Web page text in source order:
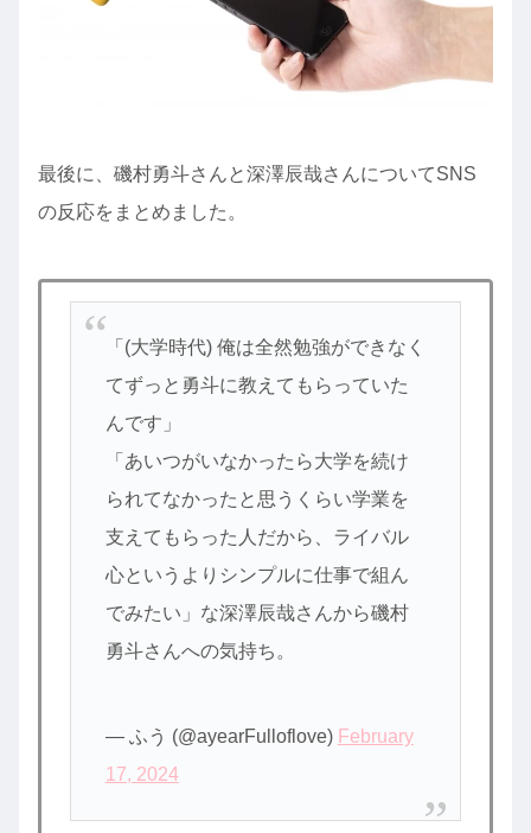
最後に、磯村勇斗さんと深澤辰哉さんについてSNS
の反応をまとめました。
「(大学時代) 俺は全然勉強ができなく
てずっと勇斗に教えてもらっていた
んです」
「あいつがいなかったら大学を続け
られてなかったと思うくらい学業を
支えてもらった人だから、ライバル
心というよりシンプルに仕事で組ん
でみたい」な深澤辰哉さんから磯村
勇斗さんへの気持ち。
— ふう (@ayearFulloflove) February
17, 2024